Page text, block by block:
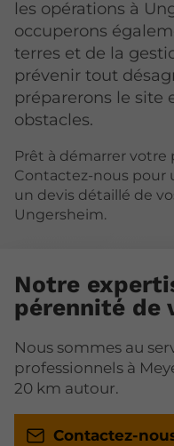
les opérations à
occuperons
terres et de la
prévenir tout
préparerons le site
obstacles.
Prêt à démarrer votre
Contactez-nous pour
un devis détaillé de
Ungersheim.
Notre
pérennité de
Nous sommes au
professionnels à
20 km autour.
Contactez-